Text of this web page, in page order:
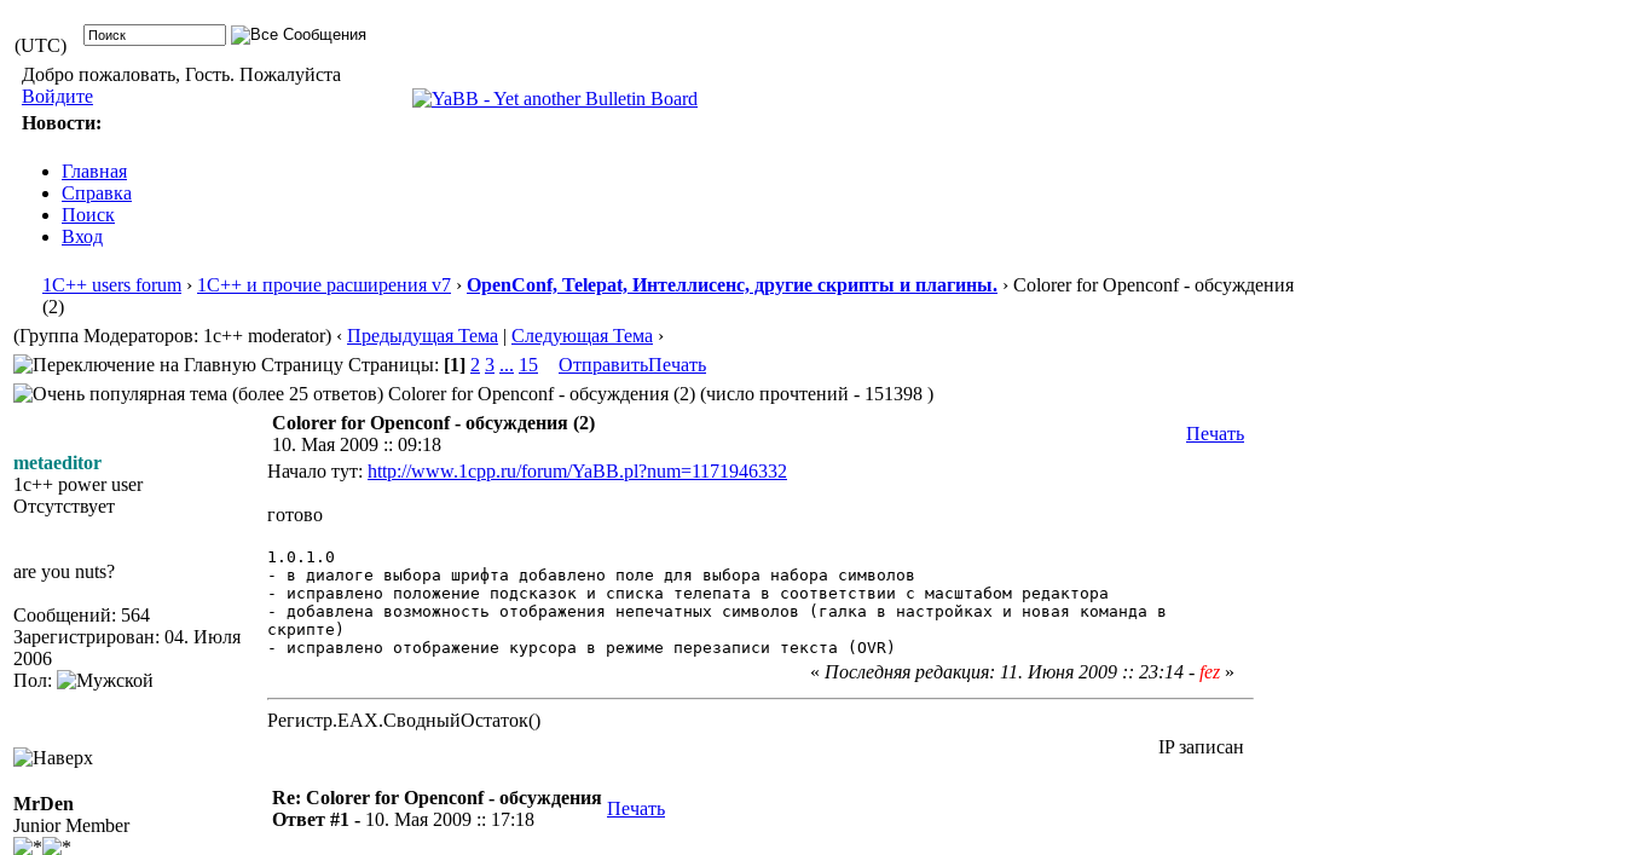
(UTC)
Добро пожаловать, Гость. Пожалуйста
Войдите
Новости:
Главная
Справка
Поиск
Вход
1С++ users forum › 1С++ и прочие расширения v7 › OpenConf, Telepat, Интеллисенс, другие скрипты и плагины. › Colorer for Openconf - обсуждения
(2)
(Группа Модераторов: 1c++ moderator) ‹ Предыдущая Тема | Следующая Тема ›
Страницы: [1] 2 3 ... 15 ОтправитьПечать
Colorer for Openconf - обсуждения (2) (число прочтений - 151398 )
metaeditor
1c++ power user
Отсутствует
are you nuts?
Сообщений: 564
Зарегистрирован: 04. Июля
2006
Пол:
Colorer for Openconf - обсуждения (2)
10. Мая 2009 :: 09:18
Печать
Начало тут: http://www.1cpp.ru/forum/YaBB.pl?num=1171946332
готово
1.0.1.0
- в диалоге выбора шрифта добавлено поле для выбора набора символов
- исправлено положение подсказок и списка телепата в соответствии с масштабом редактора
- добавлена возможность отображения непечатных символов (галка в настройках и новая команда в
скрипте)
- исправлено отображение курсора в режиме перезаписи текста (OVR)
« Последняя редакция: 11. Июня 2009 :: 23:14 - fez»
Регистр.EAX.СводныйОстаток()
IP записан
MrDen
Junior Member
Re: Colorer for Openconf - обсуждения
Ответ #1 - 10. Мая 2009 :: 17:18
Печать